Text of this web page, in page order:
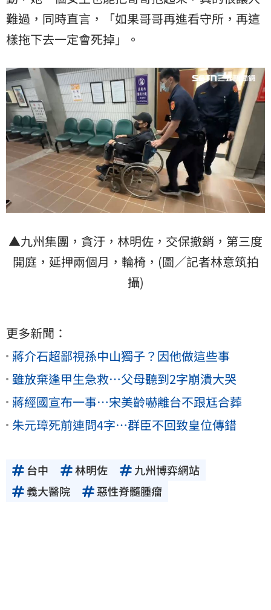
難過，同時直言，「如果哥哥再進看守所，再這
樣拖下去一定會死掉」。
▲九州集團，貪汙，林明佐，交保撤銷，第三度
開庭，延押兩個月，輪椅，(圖／記者林意筑拍
攝)
更多新聞：
蔣介石超鄙視孫中山獨子？因他做這些事
雖放棄逢甲生急救…父母聽到2字崩潰大哭
蔣經國宣布一事…宋美齡嚇離台不跟尪合葬
朱元璋死前連問4字…群臣不回致皇位傳錯
台中 林明佐
九州博弈網站
義大醫院
惡性脊髓腫瘤